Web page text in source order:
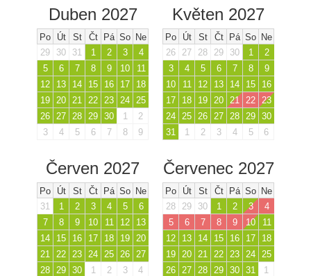
Duben 2027
Po Út St Čt Pá So Ne
29
30 31 1 2 3
4
5
6 7 8 9 10
11
12
13 14 15 16 17
18
19 20 21 22 23 24 25
26 27 28 29 30 1
2
3
4 5 6 7 8 9
Květen 2027
Po Út St Čt Pá So Ne
26
27 28 29 30 1
2
3
4 5 6 7 8
9
10
11 12 13 14 15
16
17
18 19 20 21 22 23
24 25 26 27 28 29 30
31
1 2 3 4 5 6
Červen 2027
Po Út St Čt Pá So Ne
31
1 2 3 4 5
6
7
8 9 10 11 12
13
14
15 16 17 18 19
20
21
22 23 24 25 26
27
28
29 30 1 2 3
4
Červenec 2027
Po Út St Čt Pá So Ne
28
29 30 1 2 3
4
5
6 7 8 9 10
11
12
13 14 15 16 17
18
19
20 21 22 23 24
25
26
27 28 29 30 31
1